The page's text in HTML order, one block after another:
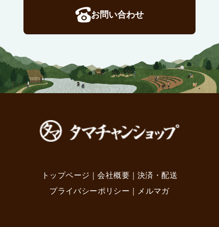
お問い合わせ
トップページ ｜会社概要
決済・配送
プライバシーポリシー
メルマガ